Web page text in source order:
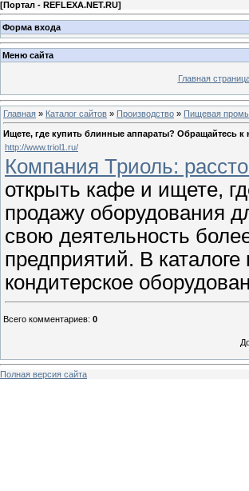
[Портал - REFLEXA.NET.RU]
Форма входа
Меню сайта
Главная
Главная » Каталог сайтов » Производство » Пищевая
Ищете, где купить блинные аппараты? Обращайтесь к
http://www.triol1.ru/
Компания Триоль:
открыть кафе и ищете,
продажу оборудования
свою деятельность
предприятий. В
кондитерское
Всего комментариев: 0
Полная версия сайта